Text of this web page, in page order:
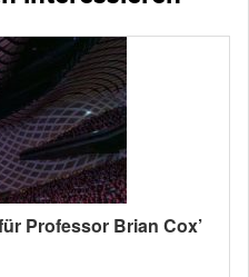
Professor Brian Cox’